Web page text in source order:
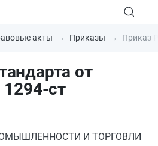
акты Приказы Приказ
от
ст
И ТОРГОВЛИ